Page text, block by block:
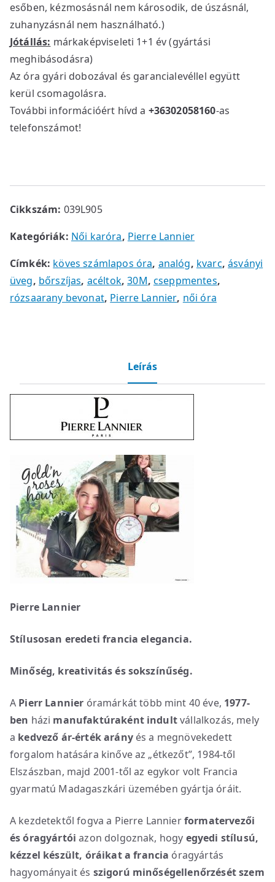
esőben, kézmosásnál nem károsodik, de úszásnál,
zuhanyzásnál nem használható.)
Jótállás: márkaképviseleti 1+1 év (gyártási
meghibásodásra)
Az óra gyári dobozával és garancialevéllel együtt
kerül csomagolásra.
További információért hívd a +36302058160-as
telefonszámot!
Cikkszám: 039L905
Kategóriák: Női karóra, Pierre Lannier
Címkék: köves számlapos óra, analóg, kvarc,ásványi
üveg, bőrszíjas, acéltok,30M,cseppmentes,
rózsaarany bevonat, Pierre Lannier, női óra
Leírás
Pierre Lannier
Stílusosan eredeti francia elegancia.
Minőség, kreativitás és sokszínűség.
A Pierr Lannier óramárkát több mint 40 éve, 1977-
ben házi manufaktúraként indultvállalkozás, mely
a kedvező ár-érték arányés a megnövekedett
forgalom hatására kinőve az „étkezőt”, 1984-től
Elszászban, majd 2001-től az egykor volt Francia
gyarmatú Madagaszkári üzemében gyártja óráit.
A kezdetektől fogva a Pierre Lannierformatervezői
és óragyártói azon dolgoznak, hogy egyedi stílusú,
kézzel készült, óráikata francia óragyártás
hagyományait és szigorú minőségellenőrzését szem